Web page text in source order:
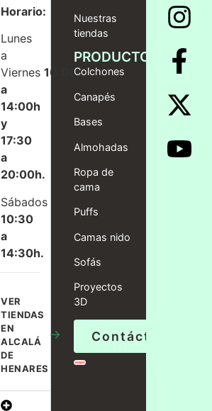
Horario:
Lunes
a
Viernes10:00
a
14:00h
y
17:30
a
20:00h.
Sábados
10:30
a
14:30h.
VER
TIENDAS
EN
ALCALÁ
DE
HENARES
→
Nuestras
tiendas
PRODUCTOS
Colchones
Canapés
Bases
Almohadas
Ropa de
cama
Puffs
Camas nido
Sofás
Proyectos
3D
Contáctanos